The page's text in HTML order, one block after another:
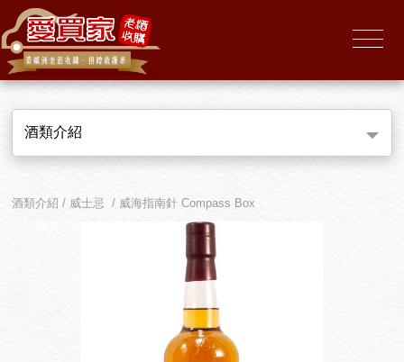
酒類介紹
酒類介紹 / 威士忌 / 威海指南針 Compass Box